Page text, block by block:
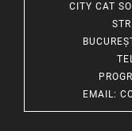
CITY CAT
EMAIL: